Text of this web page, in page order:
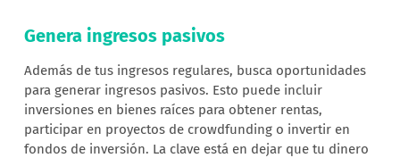
Genera ingresos pasivos
Además de tus ingresos regulares, busca oportunidades
para generar ingresos pasivos. Esto puede incluir
inversiones en bienes raíces para obtener rentas,
participar en proyectos de crowdfunding o invertir en
fondos de inversión. La clave está en dejar que tu dinero